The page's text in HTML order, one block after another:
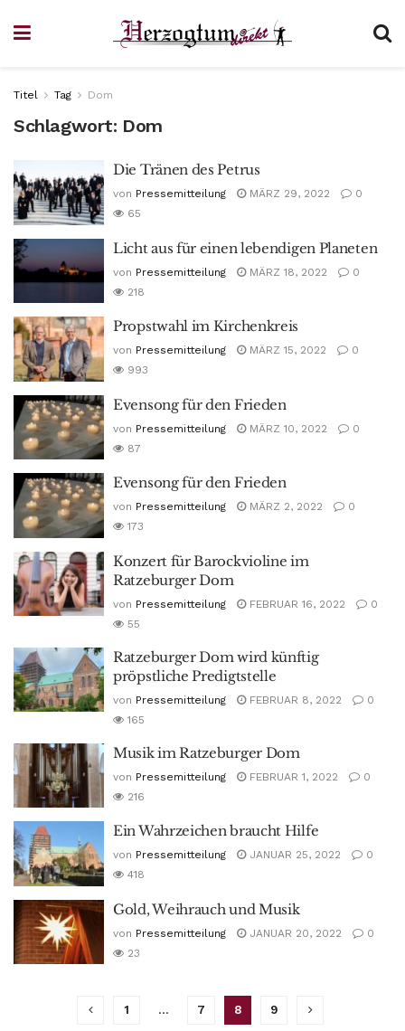
Titel Tag Dom
Schlagwort: Dom
Die Tränen des Petrus
von Pressemitteilung MÄRZ 29, 2022
0
65
Licht aus für einen lebendigen Planeten
von Pressemitteilung MÄRZ 18, 2022
0
218
Propstwahl im Kirchenkreis
von Pressemitteilung MÄRZ 15, 2022
0
993
Evensong für den Frieden
von Pressemitteilung MÄRZ 10, 2022
0
87
Evensong für den Frieden
von Pressemitteilung MÄRZ 2, 2022
0
173
Konzert für Barockvioline im
Ratzeburger Dom
von Pressemitteilung FEBRUAR 16, 2022
0
55
Ratzeburger Dom wird künftig
pröpstliche Predigtstelle
von Pressemitteilung FEBRUAR 8, 2022
0
165
Musik im Ratzeburger Dom
von Pressemitteilung FEBRUAR 1, 2022
0
216
Ein Wahrzeichen braucht Hilfe
von Pressemitteilung JANUAR 25, 2022
0
418
Gold, Weihrauch und Musik
von Pressemitteilung JANUAR 20, 2022
0
23
1 … 7 8 9